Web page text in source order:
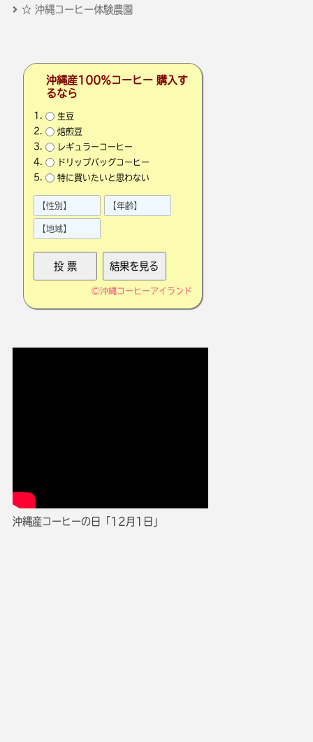
☆ 沖縄コーヒー体験農園
沖縄産100％コーヒー 購入す
るなら
生豆
焙煎豆
レギュラーコーヒー
ドリップバッグコーヒー
特に買いたいと思わない
©沖縄コーヒーアイランド
沖縄産コーヒーの日「12月1日」